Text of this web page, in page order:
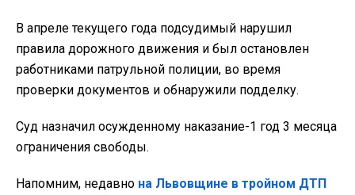
В апреле текущего года подсудимый нарушил
правила дорожного движения и был остановлен
работниками патрульной полиции, во время
проверки документов и обнаружили подделку.
Суд назначил осужденному наказание-1 год 3 месяца
ограничения свободы.
Напомним, недавно на Львовщине в тройном ДТП